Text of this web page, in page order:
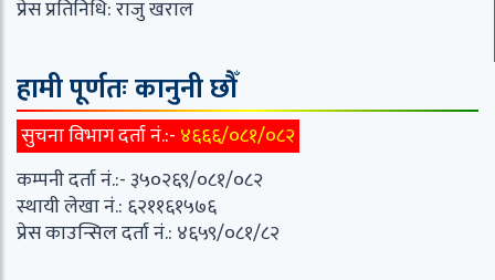
प्रेस प्रतिनिधि: राजु खराल
हामी पूर्णतः कानुनी छौँ
सुचना विभाग दर्ता नं.:- ४६६६/०८१/०८२
कम्पनी दर्ता नं.:- ३५०२६९/०८१/०८२
स्थायी लेखा नं.: ६२११६१५७६
प्रेस काउन्सिल दर्ता नं.: ४६५९/०८१/८२